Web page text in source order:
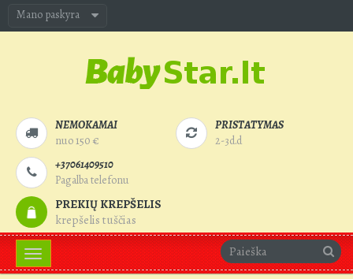
Mano paskyra
NEMOKAMAI
nuo 150 €
PRISTATYMAS
2-3d.d
+37061409510
Pagalba telefonu
PREKIŲ KREPŠELIS
krepšelis tuščias
Toggle
navigation